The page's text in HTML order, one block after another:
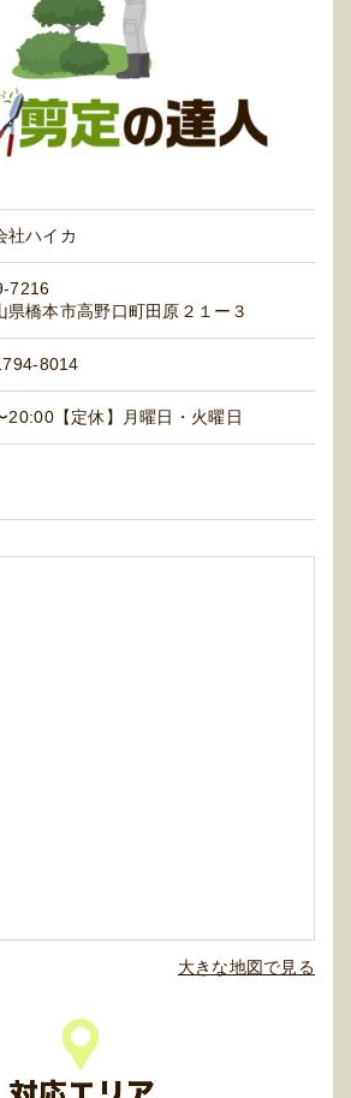
社ハイカ
7216
県橋本市高野口町田原２１ー３
8014
20:00【定休】月曜日・火曜日
大きな地図で見る